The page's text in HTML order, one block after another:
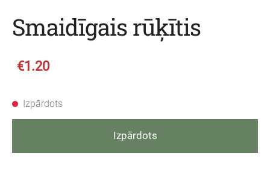
Smaidīgais rūķītis
€1.20
Izpārdots
Izpārdots